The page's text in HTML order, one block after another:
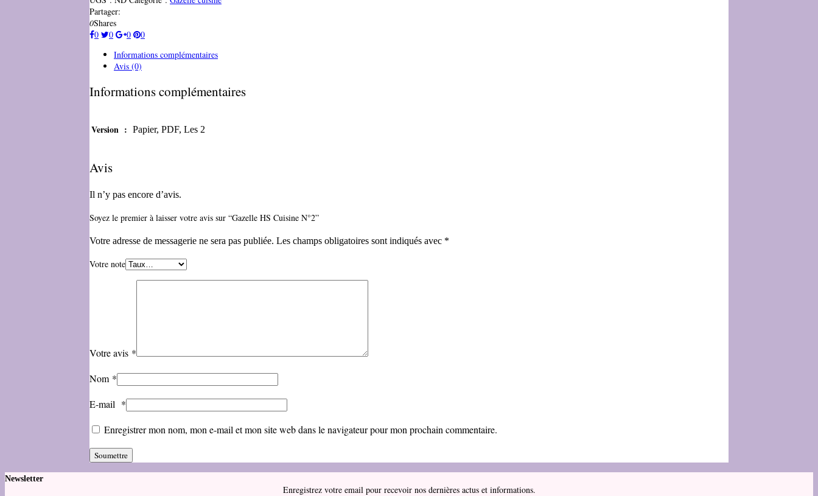
Partager:
0Shares
0
0 0
0
Informations complémentaires
Avis (0)
Informations complémentaires
Version : Papier, PDF, Les 2
Avis
Il n’y pas encore d’avis.
Soyez le premier à laisser votre avis sur “Gazelle HS Cuisine N°2”
Votre adresse de messagerie ne sera pas publiée. Les champs obligatoires sont indiqués avec *
Votre note
Votre avis *
Nom *
E-mail *
Enregistrer mon nom, mon e-mail et mon site web dans le navigateur pour mon prochain commentaire.
Newsletter
Enregistrez votre email pour recevoir nos dernières actus et informations.